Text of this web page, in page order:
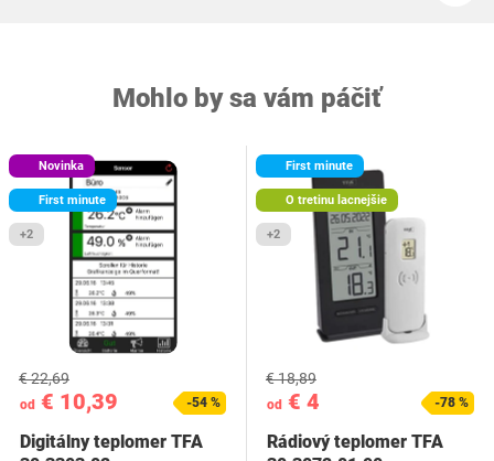
Mohlo by sa vám páčiť
Novinka
First minute
+2
od € 10,39
€ 22,69
-54 %
Digitálny teplomer TFA
First minute
O tretinu lacnejšie
+2
od € 4
€ 18,89
-78 %
Rádiový teplomer TFA